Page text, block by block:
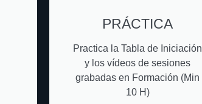
PRÁCTICA
Practica la Tabla de Iniciación
y los vídeos de sesiones
grabadas en Formación (Min
10 H)